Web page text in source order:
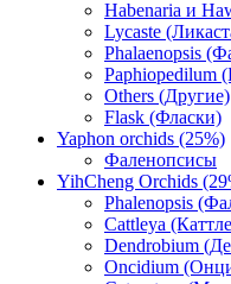
Habenaria и
Lycaste
Phalaenopsis
Paphiopedilum
Others (Другие)
Flask (Фласки)
Yaphon orchids (25%)
Фаленопсисы
YihCheng Orchids
Phalenopsis
Cattleya
Dendrobium
Oncidium